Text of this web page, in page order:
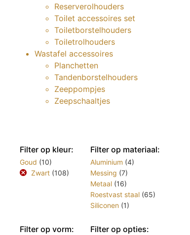
Reserverolhouders
Toilet accessoires set
Toiletborstelhouders
Toiletrolhouders
Wastafel accessoires
Planchetten
Tandenborstelhouders
Zeeppompjes
Zeepschaaltjes
Filter op kleur:
Goud (10)
Zwart (108)
Filter op materiaal:
Aluminium (4)
Messing (7)
Metaal (16)
Roestvast staal (65)
Siliconen (1)
Filter op vorm: Filter op opties: